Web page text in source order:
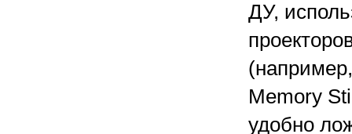
ДУ,
Memory
удобно